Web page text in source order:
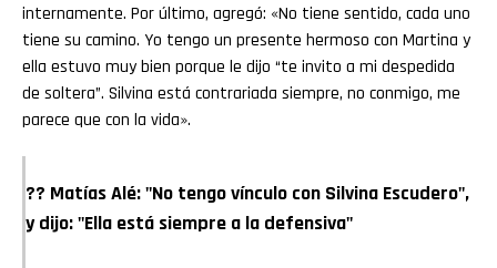
internamente. Por último, agregó: «No tiene sentido, cada uno
tiene su camino. Yo tengo un presente hermoso con Martina y
ella estuvo muy bien porque le dijo “te invito a mi despedida
de soltera”. Silvina está contrariada siempre, no conmigo, me
parece que con la vida».
?? Matías Alé: "No tengo vínculo con Silvina Escudero",
y dijo: "Ella está siempre a la defensiva"